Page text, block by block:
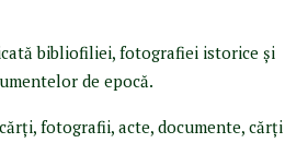
bibliofiliei, fotografiei istorice şi
de epocă.
fotografii, acte, documente, cărţi